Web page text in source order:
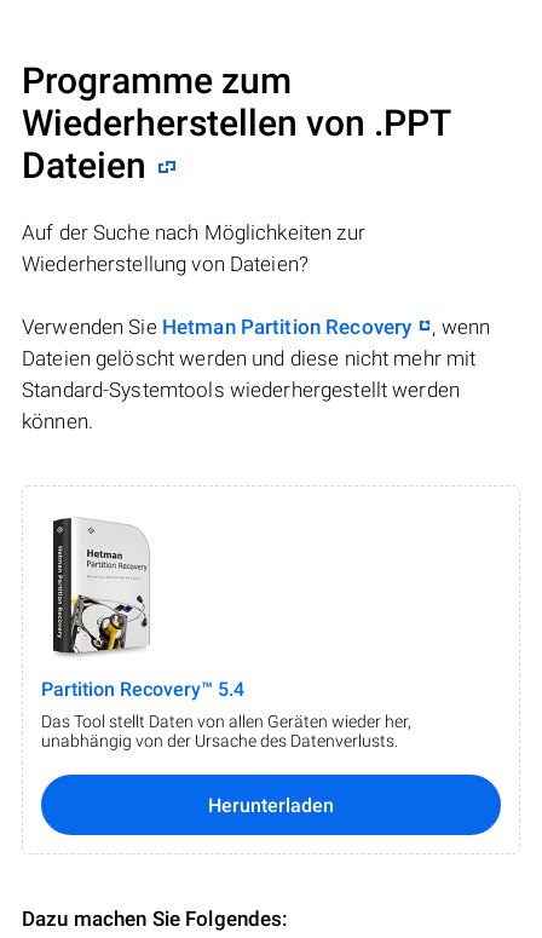
Programme zum
Wiederherstellen von .PPT
Dateien
Auf der Suche nach Möglichkeiten zur
Wiederherstellung von Dateien?
Verwenden Sie Hetman Partition Recovery
, wenn
Dateien gelöscht werden und diese nicht mehr mit
Standard-Systemtools wiederhergestellt werden
können.
Partition Recovery™ 5.4
Das Tool stellt Daten von allen Geräten wieder her,
unabhängig von der Ursache des Datenverlusts.
Herunterladen
Dazu machen Sie Folgendes: